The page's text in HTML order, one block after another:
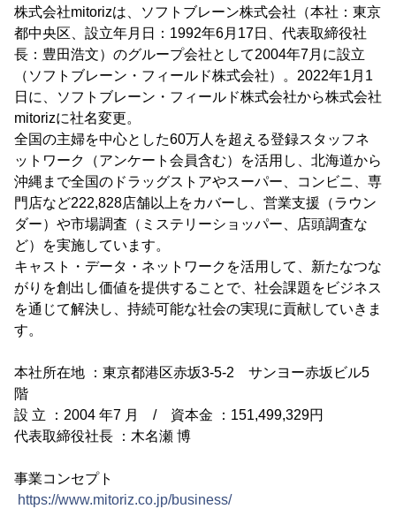
株式会社mitorizは、ソフトブレーン株式会社（本社：東京
都中央区、設立年月日：1992年6月17日、代表取締役社
長：豊田浩文）のグループ会社として2004年7月に設立
（ソフトブレーン・フィールド株式会社）。2022年1月1
日に、ソフトブレーン・フィールド株式会社から株式会社
mitorizに社名変更。
全国の主婦を中心とした60万人を超える登録スタッフネ
ットワーク（アンケート会員含む）を活用し、北海道から
沖縄まで全国のドラッグストアやスーパー、コンビニ、専
門店など222,828店舗以上をカバーし、営業支援（ラウン
ダー）や市場調査（ミステリーショッパー、店頭調査な
ど）を実施しています。
キャスト・データ・ネットワークを活用して、新たなつな
がりを創出し価値を提供することで、社会課題をビジネス
を通じて解決し、持続可能な社会の実現に貢献していきま
す。
本社所在地 ：東京都港区赤坂3-5-2 サンヨー赤坂ビル5
階
設 立 ：2004 年7 月 / 資本金 ：151,499,329円
代表取締役社長 ：木名瀬 博
事業コンセプト
https://www.mitoriz.co.jp/business/